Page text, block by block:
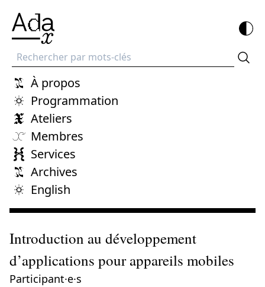
Recherche
À propos
Programmation
Ateliers
Membres
Services
Archives
English
Introduction au développement
d’applications pour appareils mobiles
Participant·e·s